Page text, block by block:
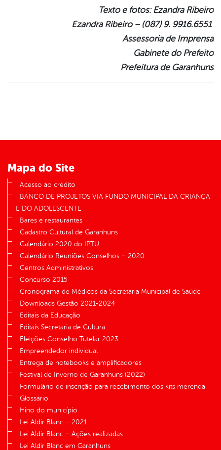
Texto e fotos: Ezandra Ribeiro
Ezandra Ribeiro – (087) 9. 9916.6551
Assessoria de Imprensa
Gabinete do Prefeito
Prefeitura de Garanhuns
Mapa do Site
Acesso ao crédito
BANCO DE PROJETOS VIA FUNDO MUNICIPAL DA CRIANÇA
E DO ADOLESCENTE
Bares e restaurantes
Cadastro Cultural de Garanhuns
Calendário 2020 do IPTU
Calendário Reuniões Conselhos – 2020
Centros Administrativos
Concurso 2015
Cronograma de Médicos da Secretaria Municipal de Saúde
Downloads Gestão 2021-2024
Editais da Educação
Editais Secretaria de Cultura
Eleições Conselho Tutelar 2023
Empreendedor individual
Entrega de notebooks e amplificadores
Festival de Inverno de Garanhuns (2022)
Formulário de inscrição para recebimento dos kits merenda
Glossário
Hino do município
Lei Aldir Blanc – 2021
Lei Aldir Blanc – Ações realizadas
Lei Aldir Blanc em Garanhuns